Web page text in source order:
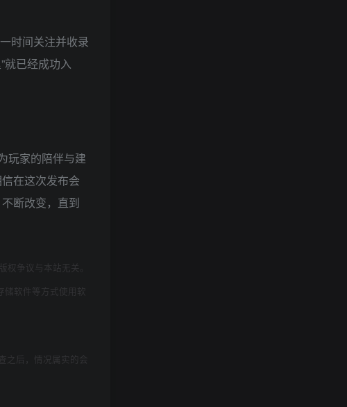
时间关注并收录
就已经成功入
玩家的陪伴与建
在这次发布会
断改变，直到
争议与本站无关。
软件等方式使用软
之后，情况属实的会